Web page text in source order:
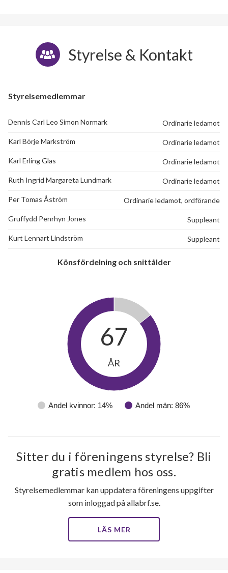
Styrelse & Kontakt
Styrelsemedlemmar
Dennis Carl Leo Simon Normark Ordinarie ledamot
Karl Börje Markström Ordinarie ledamot
Karl Erling Glas Ordinarie ledamot
Ruth Ingrid Margareta Lundmark Ordinarie ledamot
Per Tomas Åström Ordinarie ledamot, ordförande
Gruffydd Penrhyn Jones Suppleant
Kurt Lennart Lindström Suppleant
Könsfördelning och snittålder
Andel kvinnor: 14% Andel män: 86%
67
ÅR
Sitter du i föreningens styrelse? Bli
gratis medlem hos oss.
Styrelsemedlemmar kan uppdatera föreningens uppgifter
som inloggad på allabrf.se.
LÄS MER